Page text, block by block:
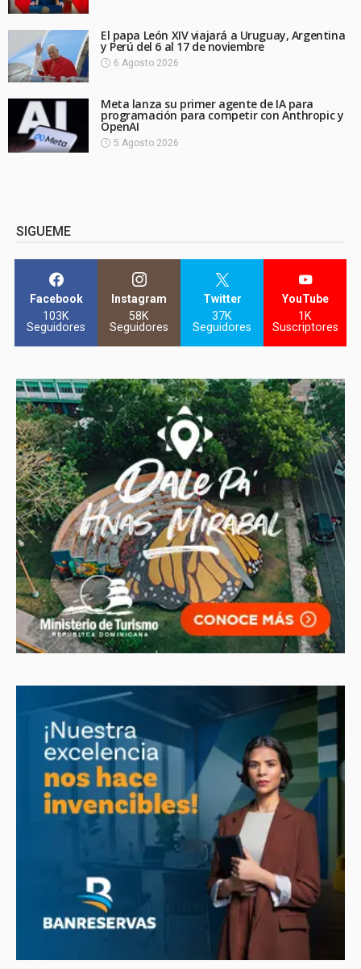
El papa León XIV viajará a Uruguay, Argentina
y Perú del 6 al 17 de noviembre
6 Agosto 2026
Meta lanza su primer agente de IA para
programación para competir con Anthropic y
OpenAI
5 Agosto 2026
SIGUEME
Facebook
103K
Seguidores
Instagram
58K
Seguidores
Twitter
37K
Seguidores
YouTube
1K
Suscriptores